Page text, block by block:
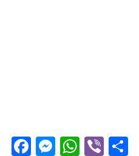
Facebook
Messenger
Viber